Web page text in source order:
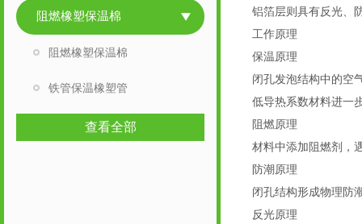
阻燃橡塑保温棉
阻燃橡塑保温棉
铁管保温橡塑管
查看全部
铝箔层则具有反光、
工作原理
保温原理
闭孔发泡结构中的空
低导热系数材料进一
阻燃原理
材料中添加阻燃剂，
防潮原理
闭孔结构形成物理防
反光原理